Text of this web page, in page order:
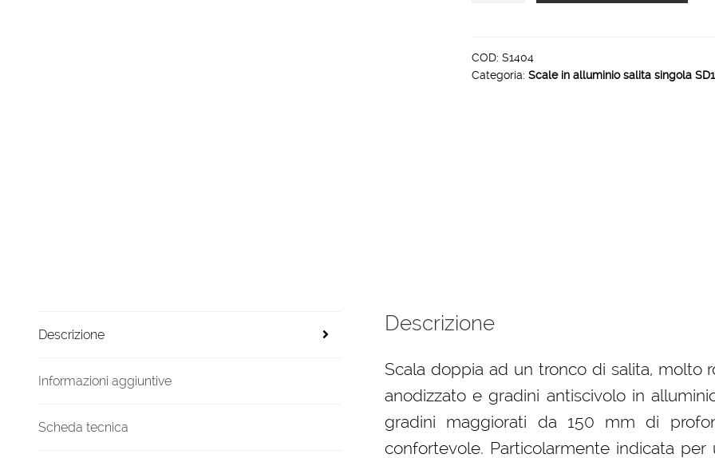
singola
SD1
COD: S1404
Categoria: Scale in alluminio salita singola
Descrizione
Informazioni aggiuntive
Scheda tecnica
Descrizione
Scala doppia ad un tronco di salita, molto
anodizzato e gradini antiscivolo in
gradini maggiorati da 150 mm di
confortevole. Particolarmente indicata